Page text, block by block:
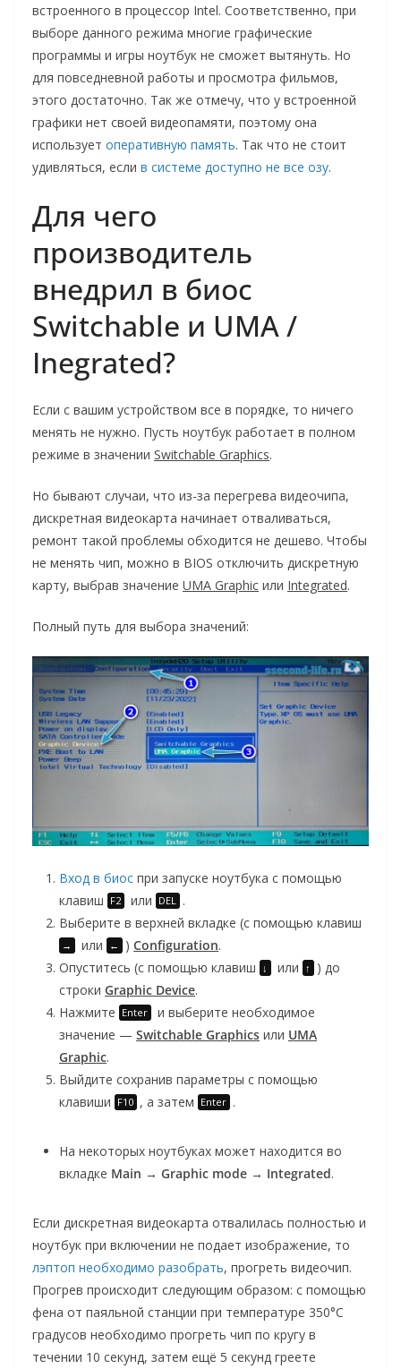
встроенного в процессор Intel. Соответственно, при
выборе данного режима многие графические
программы и игры ноутбук не сможет вытянуть. Но
для повседневной работы и просмотра фильмов,
этого достаточно. Так же отмечу, что у встроенной
графики нет своей видеопамяти, поэтому она
использует оперативную память. Так что не стоит
удивляться, если в системе доступно не все озу.
Для чего
производитель
внедрил в биос
Switchable и UMA /
Inegrated?
Если с вашим устройством все в порядке, то ничего
менять не нужно. Пусть ноутбук работает в полном
режиме в значении Switchable Graphics.
Но бывают случаи, что из-за перегрева видеочипа,
дискретная видеокарта начинает отваливаться,
ремонт такой проблемы обходится не дешево. Чтобы
не менять чип, можно в BIOS отключить дискретную
карту, выбрав значение UMA Graphic или Integrated.
Полный путь для выбора значений:
Вход в биос при запуске ноутбука с помощью
клавиш F2 или DEL .
Выберите в верхней вкладке (с помощью клавиш
→ или ← )Configuration.
Опуститесь (с помощью клавиш ↓ или ↑
) до
строки Graphic Device.
Нажмите Enter
и выберите необходимое
значение — Switchable Graphics или UMA
Graphic.
Выйдите сохранив параметры с помощью
клавиши F10 , а затем Enter .
На некоторых ноутбуках может находится во
вкладке Main → Graphic mode → Integrated.
Если дискретная видеокарта отвалилась полностью и
ноутбук при включении не подает изображение, то
лэптоп необходимо разобрать, прогреть видеочип.
Прогрев происходит следующим образом: с помощью
фена от паяльной станции при температуре 350°C
градусов необходимо прогреть чип по кругу в
течении 10 секунд, затем ещё 5 секунд греете